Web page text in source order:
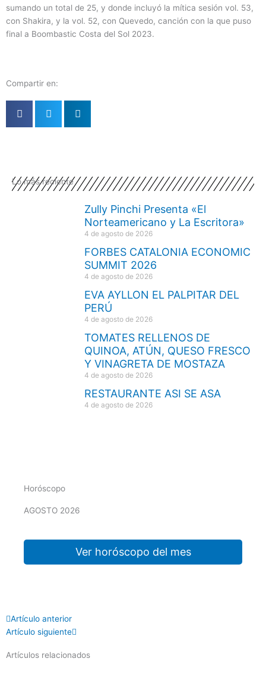
sumando un total de 25, y donde incluyó la mítica sesión vol. 53,
con Shakira, y la vol. 52, con Quevedo, canción con la que puso
final a Boombastic Costa del Sol 2023.
Compartir en:
Lo más reciente
Zully Pinchi Presenta «El
Norteamericano y La Escritora»
4 de agosto de 2026
FORBES CATALONIA ECONOMIC
SUMMIT 2026
4 de agosto de 2026
EVA AYLLON EL PALPITAR DEL
PERÚ
4 de agosto de 2026
TOMATES RELLENOS DE
QUINOA, ATÚN, QUESO FRESCO
Y VINAGRETA DE MOSTAZA
4 de agosto de 2026
RESTAURANTE ASI SE ASA
4 de agosto de 2026
Horóscopo
AGOSTO 2026
Ver horóscopo del mes
Prev
Artículo anterior
Artículo siguiente
Artículos relacionados